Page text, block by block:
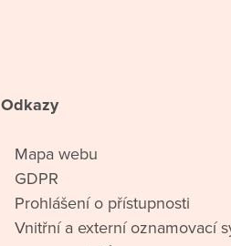
Odkazy
Mapa webu
GDPR
Prohlášení o přístupnosti
Vnitřní a externí oznamovací